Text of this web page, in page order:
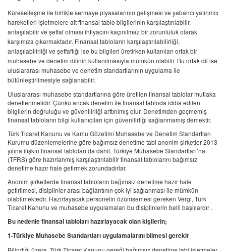
Küreselleşme ile birlikte sermaye piyasalarının gelişmesi ve yabancı yatırımcı
hareketleri işletmelere ait finansal tablo bilgilerinin karşılaştırılabilir,
anlaşılabilir ve şeffaf olması ihtiyacını kaçınılmaz bir zorunluluk olarak
karşımıza çıkarmaktadır. Finansal tabloların karşılaştırılabilirliği,
anlaşılabilirliği ve şeffaflığı ise bu bilgileri üretirken kullanılan ortak bir
muhasebe ve denetim dilinin kullanılmasıyla mümkün olabilir. Bu ortak dil ise
uluslararası muhasebe ve denetim standartlarının uygulama ile
bütünleştirilmesiyle sağlanabilir.
Uluslararası muhasebe standartlarına göre üretilen finansal tablolar mutlaka
denetlenmelidir. Çünkü ancak denetim ile finansal tabloda iddia edilen
bilgilerin doğruluğu ve güvenilirliği arttırılmış olur. Denetimden geçmemiş
finansal tabloların bilgi kullanıcıları için güvenilirliği sağlanmamış demektir.
Türk Ticaret Kanunu ve Kamu Gözetimi Muhasebe ve Denetim Standartları
Kurumu düzenlemelerine göre bağımsız denetime tabi anonim şirketler 2013
yılına ilişkin finansal tabloları da dahil, Türkiye Muhasebe Standartları’na
(TFRS) göre hazırlanmış karşılaştırılabilir finansal tablolarını bağımsız
denetime hazır hale getirmek zorundadırlar.
Anonim şirketlerde finansal tabloların bağımsız denetime hazır hale
getirilmesi, disiplinler arası bağlantının çok iyi sağlanması ile mümkün
olabilmektedir. Hazırlayacak personelin özümsemesi gereken Vergi, Türk
Ticaret Kanunu ve muhasebe uygulamaları bu disiplinlerin belli başlılardır .
Bu nedenle finansal tabloları hazırlayacak olan kişilerin;
1-Türkiye Muhasebe Standartları uygulamalarını bilmesi gerekir